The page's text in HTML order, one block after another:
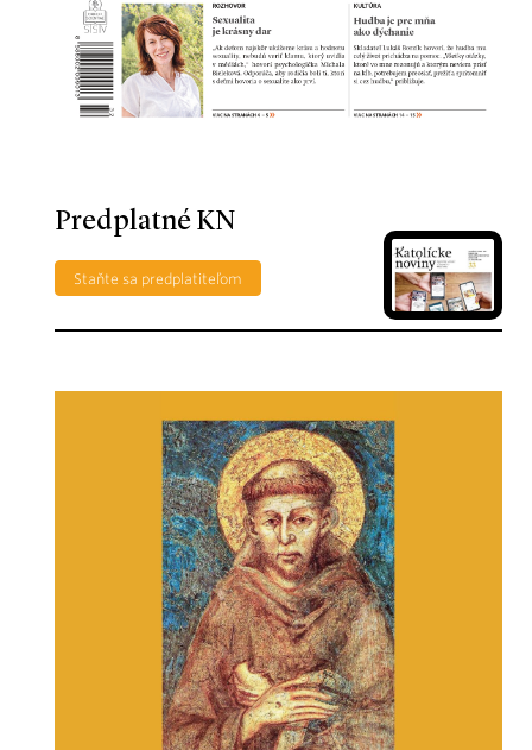
Predplatné KN
Staňte sa predplatiteľom